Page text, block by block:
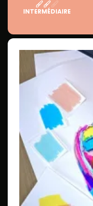
INTERMÉDIAIRE